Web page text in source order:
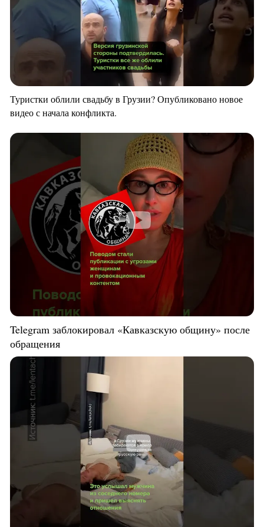
Туристки облили свадьбу в Грузии? Опубликовано новое
видео с начала конфликта.
Telegram заблокировал «Кавказскую общину» после
обращения